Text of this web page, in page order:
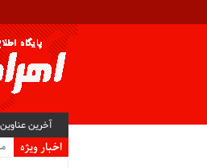
آخرین عناوین
اخبار ویژه